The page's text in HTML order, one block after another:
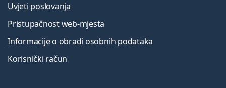
Uvjeti poslovanja
Pristupačnost web-mjesta
Informacije o obradi osobnih podataka
Korisnički račun